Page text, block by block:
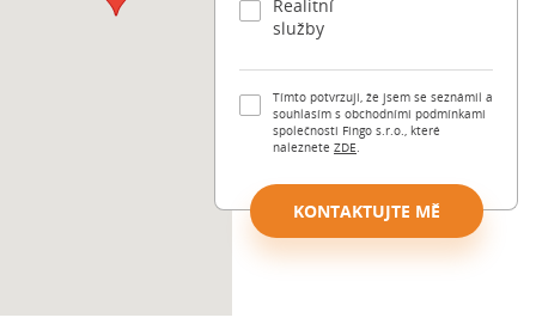
Realitní
služby
Tímto potvrzuji, že jsem se seznámil a
souhlasím s obchodními podmínkami
společnosti Fingo s.r.o., které
naleznete ZDE
KONTAKTUJTE MĚ